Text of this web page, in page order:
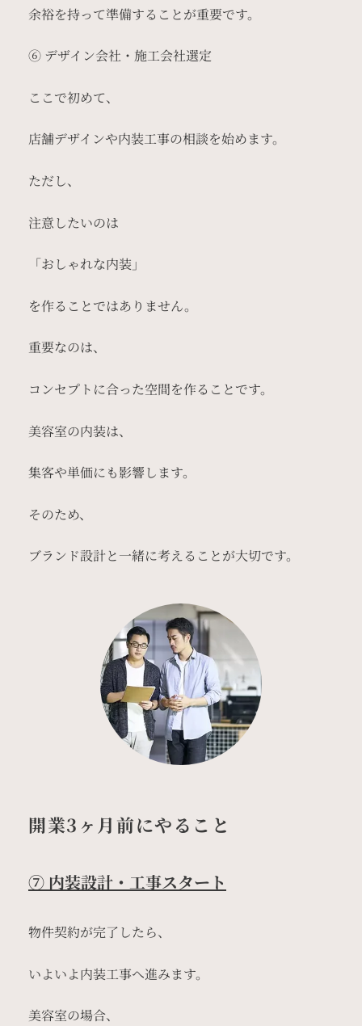
余裕を持って準備することが重要です。
⑥ デザイン会社・施工会社選定
ここで初めて、
店舗デザインや内装工事の相談を始めます。
ただし、
注意したいのは
「おしゃれな内装」
を作ることではありません。
重要なのは、
コンセプトに合った空間を作ることです。
美容室の内装は、
集客や単価にも影響します。
そのため、
ブランド設計と一緒に考えることが大切です。
開業3ヶ月前にやること
⑦ 内装設計・工事スタート
物件契約が完了したら、
いよいよ内装工事へ進みます。
美容室の場合、